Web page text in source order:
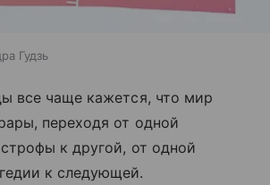
Гудзь
все чаще кажется, что мир
переходя от одной
к другой, от одной
к следующей.